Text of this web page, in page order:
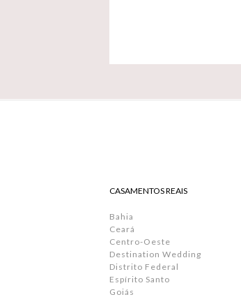
CASAMENTOS REAIS
Bahia
Ceará
Centro-Oeste
Destination Wedding
Distrito Federal
Espírito Santo
Goiás